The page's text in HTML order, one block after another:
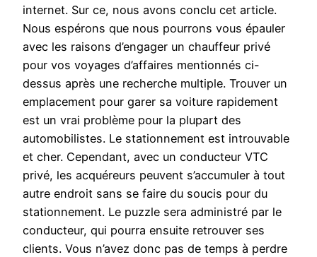
internet. Sur ce, nous avons conclu cet article.
Nous espérons que nous pourrons vous épauler
avec les raisons d’engager un chauffeur privé
pour vos voyages d’affaires mentionnés ci-
dessus après une recherche multiple. Trouver un
emplacement pour garer sa voiture rapidement
est un vrai problème pour la plupart des
automobilistes. Le stationnement est introuvable
et cher. Cependant, avec un conducteur VTC
privé, les acquéreurs peuvent s’accumuler à tout
autre endroit sans se faire du soucis pour du
stationnement. Le puzzle sera administré par le
conducteur, qui pourra ensuite retrouver ses
clients. Vous n’avez donc pas de temps à perdre